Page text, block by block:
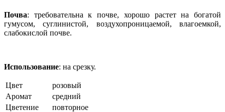
Почва: требовательна к почве, хорошо растет на богатой
гумусом, суглинистой, воздухопроницаемой, влагоемкой,
слабокислой почве.
Использование: на срезку.
Цвет
розовый
Аромат
средний
Цветение
повторное